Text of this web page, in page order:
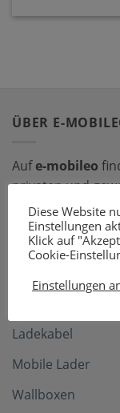
ÜBER E-
Aufe-mobileo
privaten und
bei einem
passenden
gerüstet!
LADEZUBEHÖR
Ladekabel
Mobile Lader
Wallboxen
Diese Website
Einstellungen
Klick auf
Cookie-
Einstellungen